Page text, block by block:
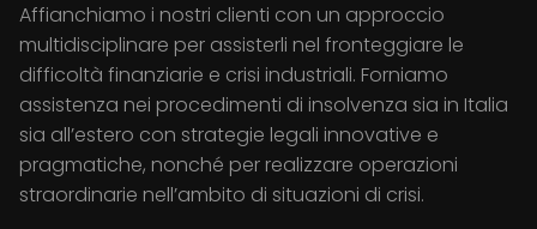
Affianchiamo i nostri clienti con un approccio
multidisciplinare per assisterli nel fronteggiare le
difficoltà finanziarie e crisi industriali. Forniamo
assistenza nei procedimenti di insolvenza sia in Italia
sia all’estero con strategie legali innovative e
pragmatiche, nonché per realizzare operazioni
straordinarie nell’ambito di situazioni di crisi.